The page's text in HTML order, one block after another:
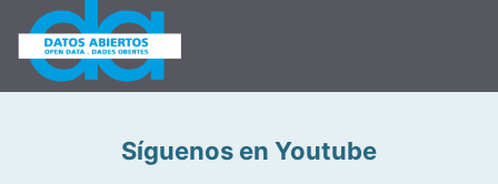
Síguenos en Youtube